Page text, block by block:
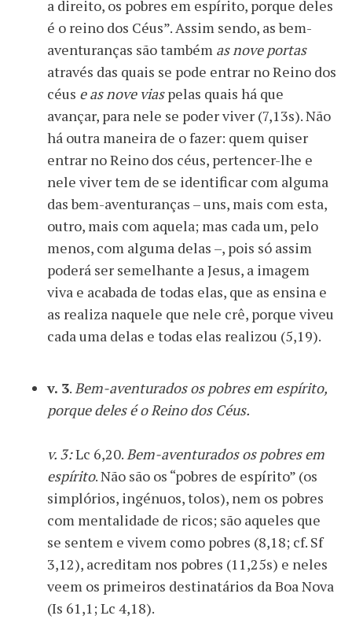
a direito, os pobres em espírito, porque deles
é o reino dos Céus”. Assim sendo, as bem-
aventuranças são também as nove portas
através das quais se pode entrar no Reino dos
céus e as nove viaspelas quais há que
avançar, para nele se poder viver (7,13s). Não
há outra maneira de o fazer: quem quiser
entrar no Reino dos céus, pertencer-lhe e
nele viver tem de se identificar com alguma
das bem-aventuranças – uns, mais com esta,
outro, mais com aquela; mas cada um, pelo
menos, com alguma delas –, pois só assim
poderá ser semelhante a Jesus, a imagem
viva e acabada de todas elas, que as ensina e
as realiza naquele que nele crê, porque viveu
cada uma delas e todas elas realizou (5,19).
v. 3.Bem-aventurados os pobres em espírito,
porque deles é o Reino dos Céus.
v. 3:Lc 6,20.Bem-aventurados os pobres em
espírito. Não são os “pobres de espírito” (os
simplórios, ingénuos, tolos), nem os pobres
com mentalidade de ricos; são aqueles que
se sentem e vivem como pobres (8,18; cf. Sf
3,12), acreditam nos pobres (11,25s) e neles
veem os primeiros destinatários da Boa Nova
(Is 61,1; Lc 4,18).